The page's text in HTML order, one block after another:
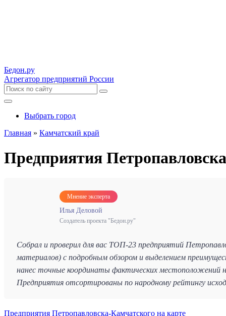
Бедон.ру
Агрегатор предприятий России
Выбрать город
Главная » Камчатский край
Предприятия
Мнение эксперта
Илья Деловой
Создатель проекта "Бедон.ру"
Собрал и проверил для вас ТОП-23 предприятий
материалов) с подробным обзором и выделением
нанес точные координаты фактических местоположений
Предприятия отсортированы по народному рейтингу
Предприятия Петропавловска-Камчатского на карте